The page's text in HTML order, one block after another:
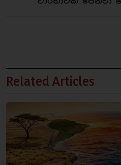
Related Articles